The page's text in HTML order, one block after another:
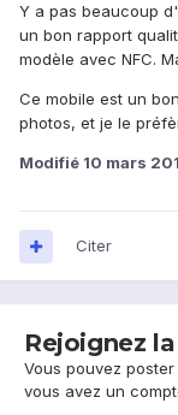
Y a pas beaucoup
un bon rapport
modèle avec NFC.
Ce mobile est un
photos, et je le
Modifié 10 mars
Citer
Rejoignez
Vous pouvez
vous avez un